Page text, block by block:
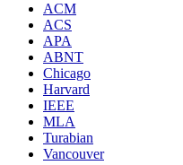
ACM
ACS
APA
ABNT
Chicago
Harvard
IEEE
MLA
Turabian
Vancouver